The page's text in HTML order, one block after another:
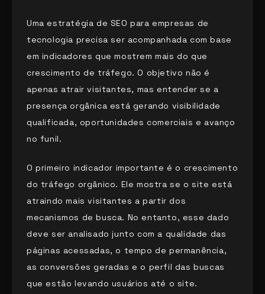
Uma estratégia de SEO para empresas de
tecnologia precisa ser acompanhada com base
em indicadores que mostrem mais do que
crescimento de tráfego. O objetivo não é
apenas atrair visitantes, mas entender se a
presença orgânica está gerando visibilidade
qualificada, oportunidades comerciais e avanço
no funil.
O primeiro indicador importante é o crescimento
do tráfego orgânico. Ele mostra se o site está
atraindo mais visitantes a partir dos
mecanismos de busca. No entanto, esse dado
deve ser analisado junto com a qualidade das
páginas acessadas, o tempo de permanência,
as conversões geradas e o perfil das buscas
que estão levando usuários até o site.